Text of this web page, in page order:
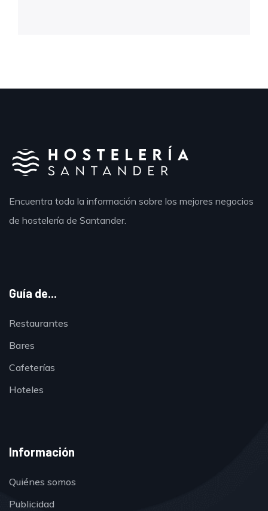
Encuentra toda la información sobre los mejores negocios
de hostelería de Santander.
Guía de...
Restaurantes
Bares
Cafeterías
Hoteles
Información
Quiénes somos
Publicidad